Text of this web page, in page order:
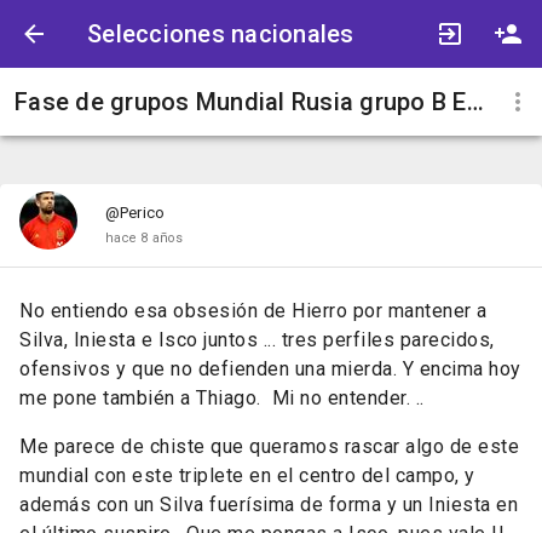
Selecciones nacionales
Fase de grupos Mundial Rusia grupo B España
@Perico
hace 8 años
No entiendo esa obsesión de Hierro por mantener a
Silva, Iniesta e Isco juntos ... tres perfiles parecidos,
ofensivos y que no defienden una mierda. Y encima hoy
me pone también a Thiago. Mi no entender. ..
Me parece de chiste que queramos rascar algo de este
mundial con este triplete en el centro del campo, y
además con un Silva fuerísima de forma y un Iniesta en